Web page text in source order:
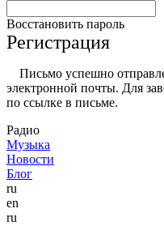
Восстановить пароль
Регистрация
Письмо успешно
электронной почты. Для
по ссылке в письме.
Радио
Музыка
Новости
Блог
ru
en
ru